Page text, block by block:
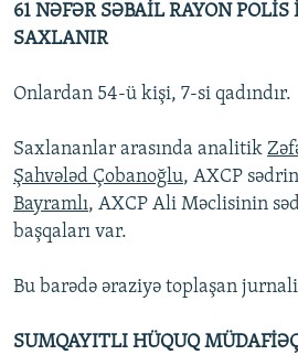
61 NƏFƏR SƏBAİL RAYON
SAXLANIR
Onlardan 54-ü kişi, 7-si qadındır.
Saxlananlar arasında analitik
Şahvələd Çobanoğlu, AXCP
Bayramlı, AXCP Ali Məclisinin
başqaları var.
Bu barədə əraziyə toplaşan
SUMQAYITLI HÜQUQ